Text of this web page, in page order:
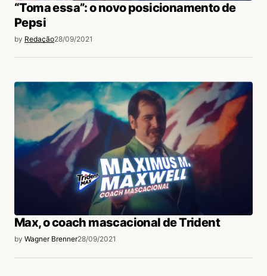
“Toma essa”: o novo posicionamento de
Pepsi
by Redação28/09/2021
Max, o coach mascacional de Trident
by Wagner Brenner28/09/2021